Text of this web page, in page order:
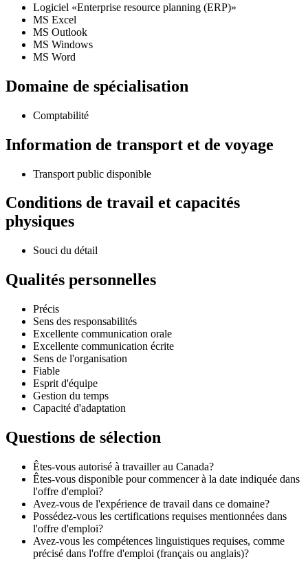
Logiciel «Enterprise resource planning (ERP)»
MS Excel
MS Outlook
MS Windows
MS Word
Domaine de spécialisation
Comptabilité
Information de transport et de voyage
Transport public disponible
Conditions de travail et capacités
physiques
Souci du détail
Qualités personnelles
Précis
Sens des responsabilités
Excellente communication orale
Excellente communication écrite
Sens de l'organisation
Fiable
Esprit d'équipe
Gestion du temps
Capacité d'adaptation
Questions de sélection
Êtes-vous autorisé à travailler au Canada?
Êtes-vous disponible pour commencer à la date indiquée dans
l'offre d'emploi?
Avez-vous de l'expérience de travail dans ce domaine?
Possédez-vous les certifications requises mentionnées dans
l'offre d'emploi?
Avez-vous les compétences linguistiques requises, comme
précisé dans l'offre d'emploi (français ou anglais)?